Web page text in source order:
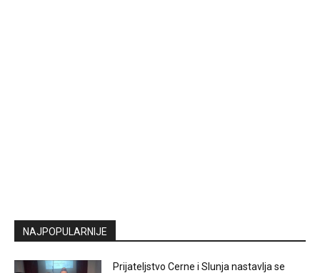
NAJPOPULARNIJE
Prijateljstvo Cerne i Slunja nastavlja se